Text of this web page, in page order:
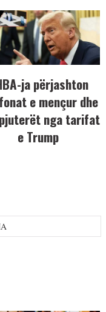
ja përjashton
e mençur dhe
nga tarifat
e Trump